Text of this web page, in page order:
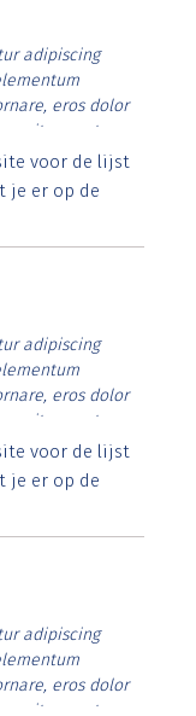
adipiscing
eros dolor
vitae erat.
rutrum lorem
posuere.
voor de lijst
je er op de
adipiscing
eros dolor
vitae erat.
rutrum lorem
posuere.
voor de lijst
je er op de
adipiscing
eros dolor
vitae erat.